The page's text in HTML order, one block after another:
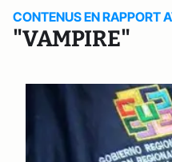
CONTENUS EN RAPPORT
"VAMPIRE"